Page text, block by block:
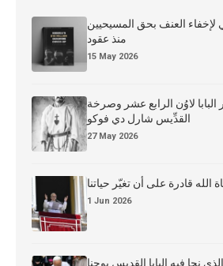
لإخفاء العنف بحق المسيحيين
منذ عقود
15 May 2026
البابا لاوُن الرابع عشر وصرخة
القدِّيس شارل دي فوكو
27 May 2026
الله قادرة على أن تغيّر حياتنا
1 Jun 2026
نجا فيه البابا القديس يوحنا